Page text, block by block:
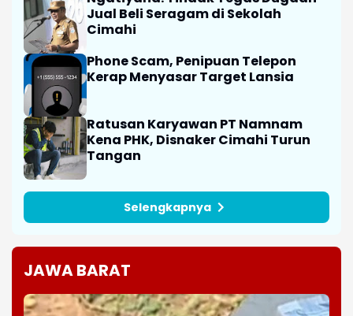
Jual Beli Seragam di Sekolah
Cimahi
Phone Scam, Penipuan Telepon
Kerap Menyasar Target Lansia
Ratusan Karyawan PT Namnam
Kena PHK, Disnaker Cimahi Turun
Tangan
Selengkapnya
JAWA BARAT